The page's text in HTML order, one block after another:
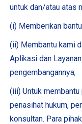
untuk dan/atau atas
(i) Memberikan
(ii) Membantu kami
Aplikasi dan
pengembangannya;
(iii) Untuk
penasihat hukum,
konsultan. Para